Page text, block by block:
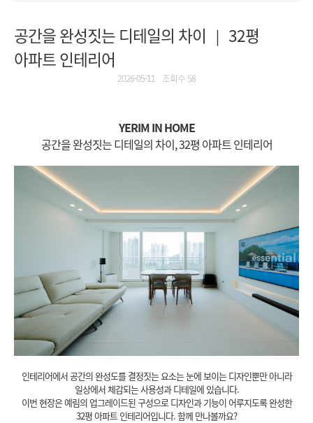
공간을 완성짓는 디테일의 차이 ｜ 32평
아파트 인테리어
2026-05-11 조회수 58
YERIM IN HOME
공간을 완성짓는 디테일의 차이, 32평 아파트 인테리어
인테리어에서 공간의 완성도를 결정짓는 요소는 눈에 보이는 디자인뿐만 아니라
일상에서 체감되는 사용성과 디테일에 있습니다.
이번 현장은 예림의 업그레이드된 구성으로 디자인과 기능이 어루지도록 완성한
32평 아파트 인테리어입니다. 함께 만나볼까요?